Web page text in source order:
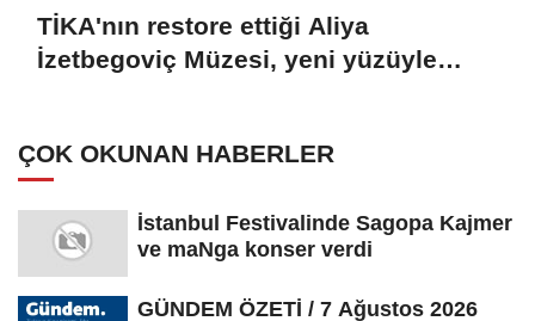
TİKA'nın restore ettiği Aliya
İzetbegoviç Müzesi, yeni yüzüyle
ÇOK OKUNAN HABERLER
İstanbul Festivalinde Sagopa Kajmer
ve maNga konser verdi
GÜNDEM ÖZETİ / 7 Ağustos 2026